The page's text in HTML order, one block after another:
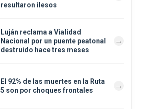
resultaron ilesos
Luján reclama a Vialidad
Nacional por un puente peatonal
destruido hace tres meses
El 92% de las muertes en la Ruta
5 son por choques frontales